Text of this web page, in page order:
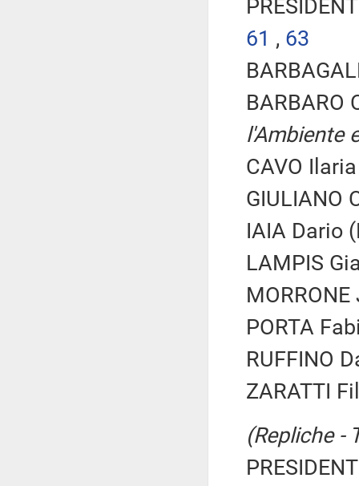
61 , 63
BARBARO
l'Ambiente
CAVO
GIULIANO
IAIA Dario
LAMPIS
PORTA
RUFFINO
ZARATTI
(Repliche -